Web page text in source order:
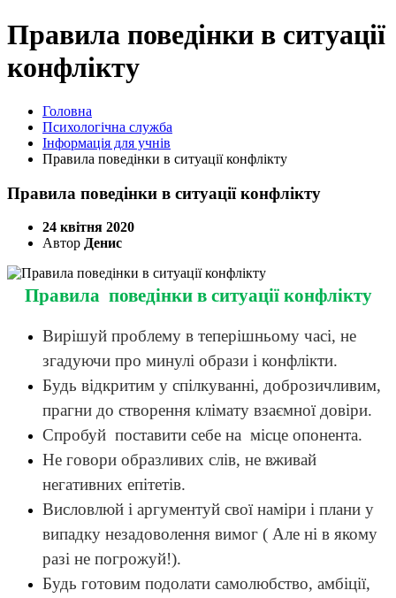
Правила поведінки в ситуації
конфлікту
Головна
Психологічна служба
Інформація для учнів
Правила поведінки в ситуації конфлікту
Правила поведінки в ситуації конфлікту
24 квітня 2020
Автор Денис
Правила поведінки в ситуації конфлікту
Вирішуй проблему в теперішньому часі, не
згадуючи про минулі образи і конфлікти.
Будь відкритим у спілкуванні, доброзичливим,
прагни до створення клімату взаємної довіри.
Спробуй поставити себе на місце опонента.
Не говори образливих слів, не вживай
негативних епітетів.
Висловлюй і аргументуй свої наміри і плани у
випадку незадоволення вимог ( Але ні в якому
разі не погрожуй!).
Будь готовим подолати самолюбство, амбіції,